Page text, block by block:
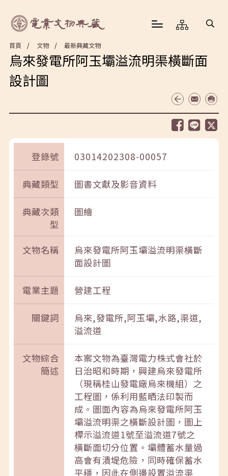
首頁 文物 最新典藏文物
烏來發電所阿玉壩溢流明渠橫斷面
設計圖
登錄號 03014202308-00057
典藏類型 圖書文獻及影音資料
典藏次類
型
圖繪
文物名稱
烏來發電所阿玉壩溢流明渠橫斷
面設計圖
電業主題 營建工程
關鍵詞
烏來,發電所,阿玉壩,水路,渠道,
溢流道
文物綜合
簡述
本案文物為臺灣電力株式會社於
日治昭和時期，興建烏來發電所
（現稱桂山發電廠烏來機組）之
工程圖，係利用藍晒法印製而
成。圖面內容為烏來發電所阿玉
壩溢流明渠之橫斷設計圖，圖上
標示溢流道1號至溢流道7號之
橫斷面切分位置。壩體蓄水量過
高會有潰堤危險，同時確保蓄水
平穩，因此在側邊設置溢流渠